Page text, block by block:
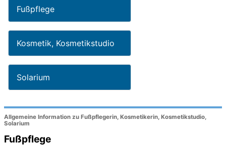
Fußpflege
Kosmetik, Kosmetikstudio
Solarium
Allgemeine Information zu Fußpflegerin, Kosmetikerin, Kosmetikstudio,
Solarium
Fußpflege